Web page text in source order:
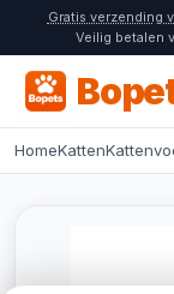
Gratis verzending
Veilig betalen
HomeKatten